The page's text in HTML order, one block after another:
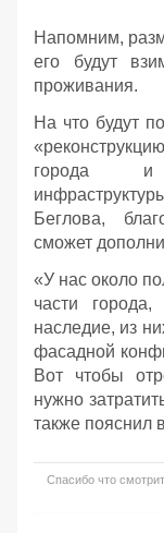
Напомним,
его будут
проживания.
На что будут
города и
Беглова,
сможет
«У нас около
части
наследие, из
фасадной
Вот чтобы
нужно
также пояснил
Спасибо что